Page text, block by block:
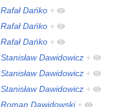
Rafał Dańko +
Rafał Dańko +
Rafał Dańko +
Stanisław Dawidowicz +
Stanisław Dawidowicz +
Stanisław Dawidowicz +
Roman Dawidowski +